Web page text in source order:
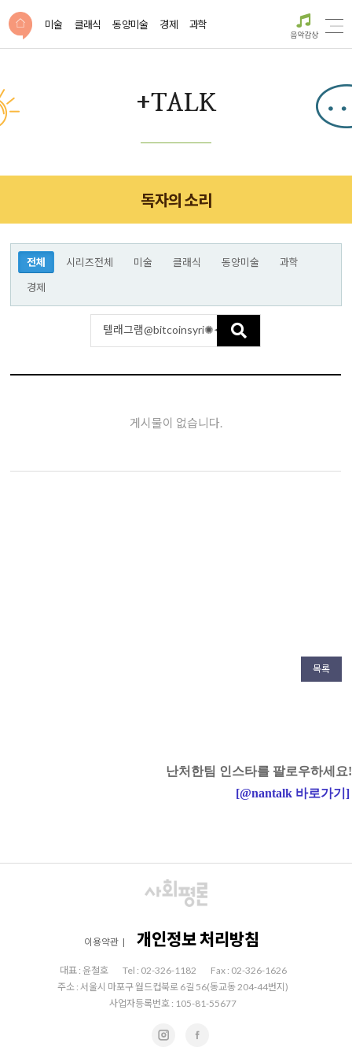
미술 클래식 동양미술 경제 과학
음악감상
+TALK
독자의 소리
전체 시리즈전체 미술 클래식 동양미술
과학
경제
게시물이 없습니다.
목록
난처한팀 인스타를 팔로우하세요!
[@nantalk 바로가기 ]
이용약관 | 개인정보 처리방침
대표 : 윤철호 Tel : 02-326-1182
Fax : 02-326-1626
주소 : 서울시 마포구 월드컵북로 6길 56(동교동 204-44번지)
사업자등록번호 : 105-81-55677